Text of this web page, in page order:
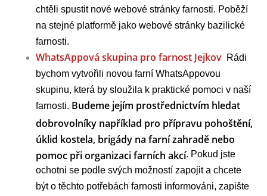
chtěli spustit nové webové stránky farnosti. Poběží
na stejné platformě jako webové stránky bazilické
farnosti.
WhatsAppová skupina pro farnost Jejkov Rádi
bychom vytvořili novou farní WhatsAppovou
skupinu, která by sloužila k praktické pomoci v naší
farnosti. Budeme jejím prostřednictvím hledat
dobrovolníky například pro přípravu pohoštění,
úklid kostela, brigády na farní zahradě nebo
pomoc při organizaci farních akcí. Pokud jste
ochotni se podle svých možností zapojit a chcete
být o těchto potřebách farnosti informováni, zapište